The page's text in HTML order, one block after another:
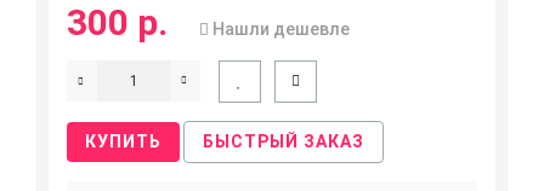
300 р. Нашли дешевле
КУПИТЬ БЫСТРЫЙ ЗАКАЗ